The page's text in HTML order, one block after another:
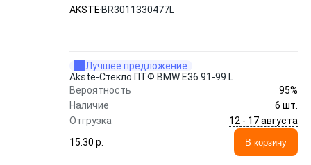
AKSTE BR3011330477L
Лучшее предложение
Akste-Стекло ПТФ BMW E36 91-99 L
Вероятность
95%
Наличие
6 шт.
Отгрузка
12 - 17 августа
15.30 p.
В корзину